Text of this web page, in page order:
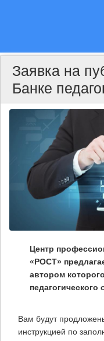
Заявка на
Банке
Центр
«РОСТ»
автором
педагогического
Вам будут
инструкцией по